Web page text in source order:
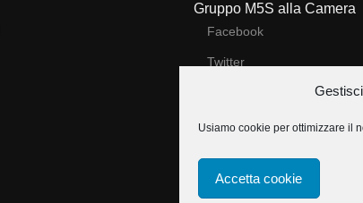
Usiamo cookie per ottimizzare il
Accetta cookie
Gruppo M5S alla Camera
Facebook
Twitter